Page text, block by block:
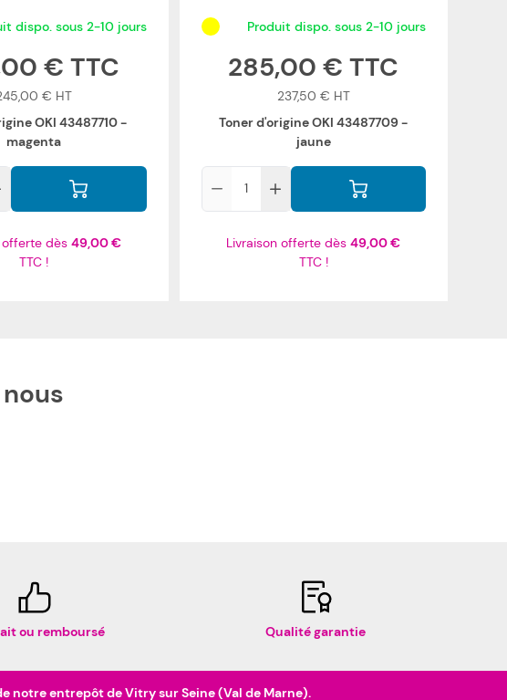
dispo. sous 2-10 jours
€
€
OKI 43487710 -
magenta
offerte dès 49,00 €
TTC !
Produit dispo. sous 2-10 jours
285,00 €
237,50 €
Toner d'origine OKI 43487709 -
jaune
Livraison offerte dès49,00 €
TTC !
ou remboursé Qualité garantie
notre entrepôt de Vitry sur Seine (Val de Marne).